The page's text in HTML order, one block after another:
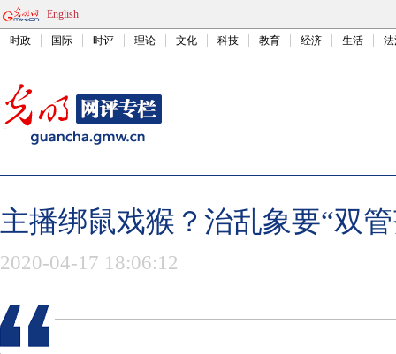
English
时政 国际 时评 理论 文化 科技 教育 经济 生活
主播绑鼠戏猴？治乱象要“双
2020-04-17 18:06:12